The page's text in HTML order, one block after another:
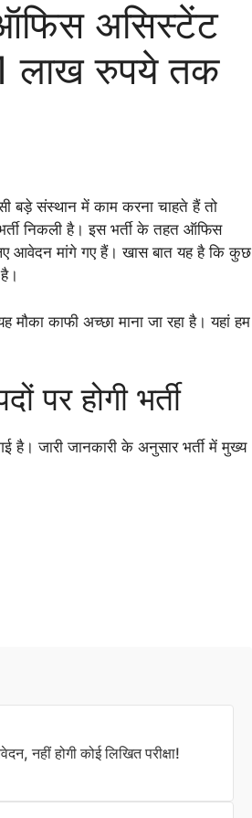
असिस्टेंट
1 लाख रुपये तक
बड़े संस्थान में काम करना चाहते हैं तो
निकली है। इस भर्ती के तहत ऑफिस
आवेदन मांगे गए हैं। खास बात यह है कि कुछ
काफी अच्छा माना जा रहा है। यहां हम
होगी भर्ती
जारी जानकारी के अनुसार भर्ती में मुख्य
होगी कोई लिखित परीक्षा!